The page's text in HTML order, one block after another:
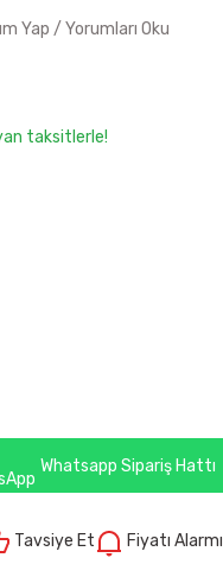
Yap / Yorumları Oku
taksitlerle!
Whatsapp Sipariş Hattı
Tavsiye Et Fiyatı Alarmı